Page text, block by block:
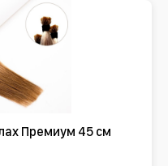
Премиум 45 см